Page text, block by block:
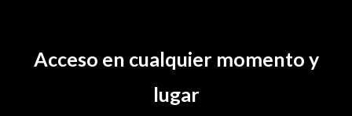
Acceso en cualquier momento y
lugar